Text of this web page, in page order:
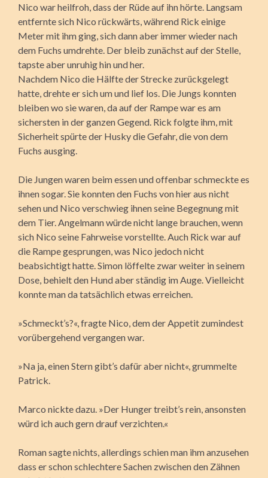
Nico war heilfroh, dass der Rüde auf ihn hörte. Langsam
entfernte sich Nico rückwärts, während Rick einige
Meter mit ihm ging, sich dann aber immer wieder nach
dem Fuchs umdrehte. Der bleib zunächst auf der Stelle,
tapste aber unruhig hin und her.
Nachdem Nico die Hälfte der Strecke zurückgelegt
hatte, drehte er sich um und lief los. Die Jungs konnten
bleiben wo sie waren, da auf der Rampe war es am
sichersten in der ganzen Gegend. Rick folgte ihm, mit
Sicherheit spürte der Husky die Gefahr, die von dem
Fuchs ausging.
Die Jungen waren beim essen und offenbar schmeckte es
ihnen sogar. Sie konnten den Fuchs von hier aus nicht
sehen und Nico verschwieg ihnen seine Begegnung mit
dem Tier. Angelmann würde nicht lange brauchen, wenn
sich Nico seine Fahrweise vorstellte. Auch Rick war auf
die Rampe gesprungen, was Nico jedoch nicht
beabsichtigt hatte. Simon löffelte zwar weiter in seinem
Dose, behielt den Hund aber ständig im Auge. Vielleicht
konnte man da tatsächlich etwas erreichen.
»Schmeckt’s?«, fragte Nico, dem der Appetit zumindest
vorübergehend vergangen war.
»Na ja, einen Stern gibt’s dafür aber nicht«, grummelte
Patrick.
Marco nickte dazu. »Der Hunger treibt’s rein, ansonsten
würd ich auch gern drauf verzichten.«
Roman sagte nichts, allerdings schien man ihm anzusehen
dass er schon schlechtere Sachen zwischen den Zähnen